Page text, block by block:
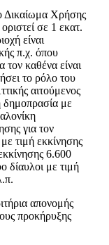
Δικαίωμα Χρήσης
σε 1 εκατ.
είναι
π.χ. όπου
τον καθένα είναι
το ρόλο του
αιτούμενος
δημοπρασία με
για τον
τιμή εκκίνησης
6.600
δίαυλοι με τιμή
απονομής
προκήρυξης